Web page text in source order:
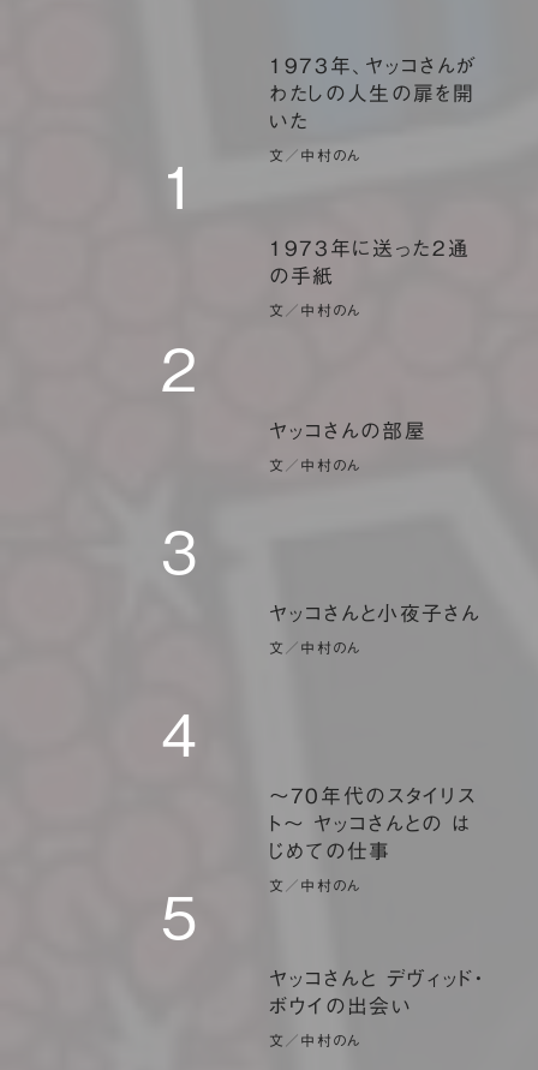
1
1973年、ヤッコさんが
わたしの人生の扉を開
いた
文／中村のん
2
1973年に送った2通
の手紙
文／中村のん
3
ヤッコさんの部屋
文／中村のん
４
ヤッコさんと小夜子さん
文／中村のん
５
〜70年代のスタイリス
ト〜 ヤッコさんとの は
じめての仕事
文／中村のん
ヤッコさんと デヴィッド・
ボウイの出会い
文／中村のん